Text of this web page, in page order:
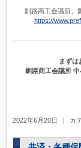
釧路商工会議所、
https://
まずは
釧路商工会議所
2022年6月20日 カ